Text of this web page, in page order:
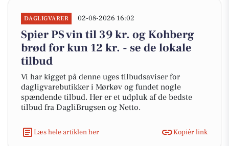
DAGLIGVARER 02-08-2026 16:02
Spier PS vin til 39 kr. og Kohberg
brød for kun 12 kr. - se de lokale
tilbud
Vi har kigget på denne uges tilbudsaviser for
dagligvarebutikker i Mørkøv og fundet nogle
spændende tilbud. Her er et udpluk af de bedste
tilbud fra DagliBrugsen og Netto.
Læs hele artiklen her Kopiér link